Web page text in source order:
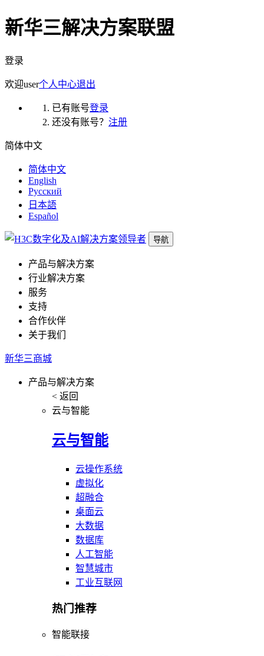
新华三解决方案联盟
登录
欢迎user个人中心退出
已有账号登录
还没有账号？ 注册
简体中文
简体中文
English
Русский
日本語
Español
导航
产品与解决方案
行业解决方案
服务
支持
合作伙伴
关于我们
新华三商城
产品与解决方案
< 返回
云与智能
云与智能
云操作系统
虚拟化
超融合
桌面云
大数据
数据库
人工智能
智慧城市
工业互联网
热门推荐
智能联接